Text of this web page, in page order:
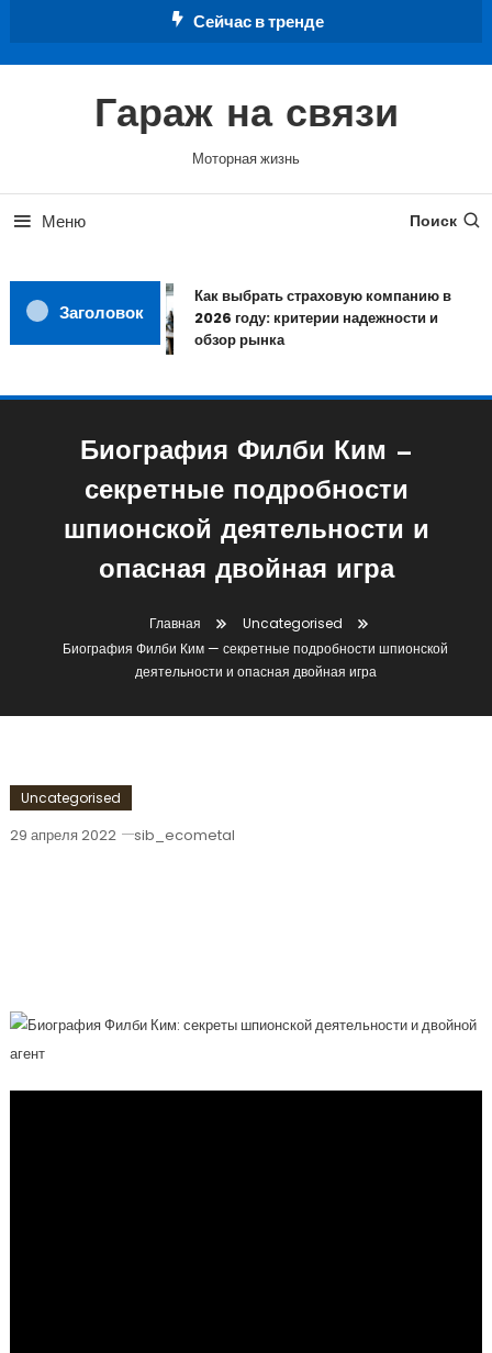
Сейчас в тренде
Гараж на связи
Моторная жизнь
Меню Поиск
Заголовок
Как выбрать страховую компанию в
2026 году: критерии надежности и
обзор рынка
Биография Филби Ким —
секретные подробности
шпионской деятельности и
опасная двойная игра
Главная
Uncategorised
Биография Филби Ким — секретные подробности шпионской
деятельности и опасная двойная игра
Uncategorised
29 апреля 2022 sib_ecometal